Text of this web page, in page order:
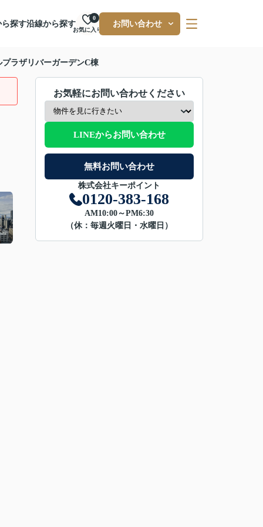
探す沿線から探す
お気に入り
0
お問い合わせ
ラザリバーガーデンC棟
お気軽にお問い合わせください
LINEからお問い合わせ
無料お問い合わせ
株式会社キーポイント
0120-383-168
AM10:00～PM6:30
（休：毎週火曜日・水曜日）